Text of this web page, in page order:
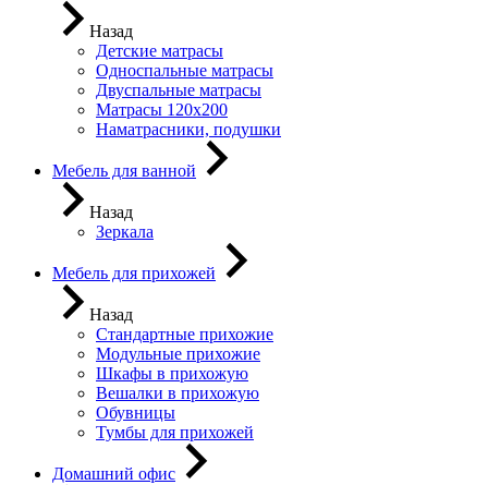
Назад
Детские матрасы
Односпальные матрасы
Двуспальные матрасы
Матрасы 120х200
Наматрасники, подушки
Мебель для ванной
Назад
Зеркала
Мебель для прихожей
Назад
Стандартные прихожие
Модульные прихожие
Шкафы в прихожую
Вешалки в прихожую
Обувницы
Тумбы для прихожей
Домашний офис